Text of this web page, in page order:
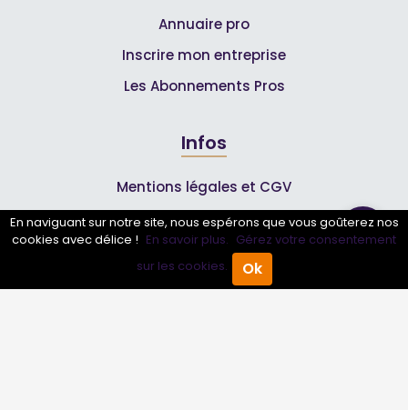
Annuaire Pro Agenda
Annuaire pro
Inscrire mon entreprise
Les Abonnements Pros
Infos
Mentions légales et CGV
Suivez-nous
En naviguant sur notre site, nous espérons que vous goûterez nos
cookies avec délice ! En savoir plus. Gérez votre consentement
sur les cookies.
Ok